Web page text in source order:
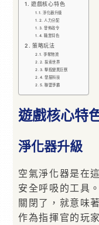
遊戲核心特色
淨化器升級
人力分配
發佈政令
職業特色
策略玩法
爭奪物資
探索世界
擊殺變異巨獸
發展科技
聯盟爭霸
遊戲核心特
淨化器升級
空氣淨化器是在
安全呼吸的工具
關閉了，就意味
作為指揮官的玩